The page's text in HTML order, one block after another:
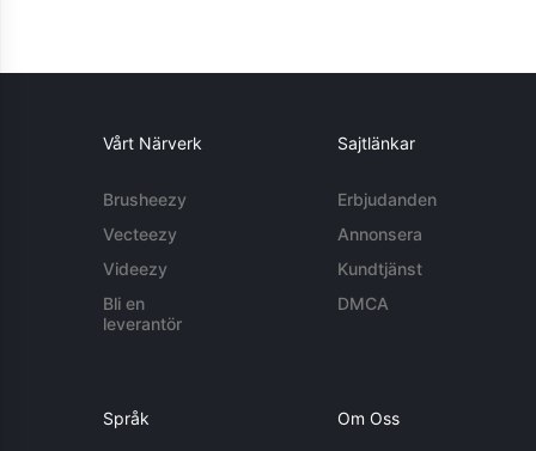
Vårt Närverk
Brusheezy
Vecteezy
Videezy
Bli en
leverantör
Sajtlänkar
Erbjudanden
Annonsera
Kundtjänst
DMCA
Språk Om Oss